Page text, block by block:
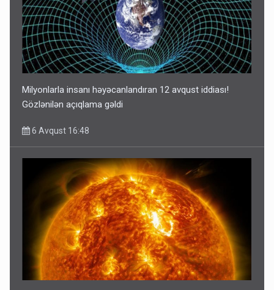
Milyonlarla insanı həyəcanlandıran 12 avqust iddiası!
Gözlənilən açıqlama gəldi
6 Avqust 16:48